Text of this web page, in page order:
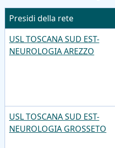
Presidi della rete
USL TOSCANA SUD EST-
NEUROLOGIA AREZZO
USL TOSCANA SUD EST-
NEUROLOGIA GROSSETO